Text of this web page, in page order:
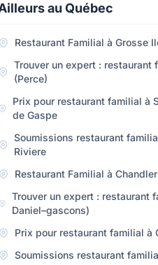
au Québec
Restaurant Familial à Grosse
Trouver un expert : restaurant
(Perce)
Prix pour restaurant familial à
de Gaspe
Soumissions restaurant
Riviere
Restaurant Familial à Chandler
Trouver un expert : restaurant
Daniel–gascons)
Prix pour restaurant familial à
Soumissions restaurant